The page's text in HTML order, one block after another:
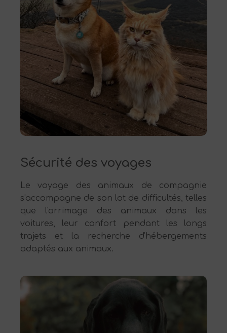
Sécurité des voyages
Le voyage des animaux de compagnie
s'accompagne de son lot de difficultés, telles
que l'arrimage des animaux dans les
voitures, leur confort pendant les longs
trajets et la recherche d'hébergements
adaptés aux animaux.